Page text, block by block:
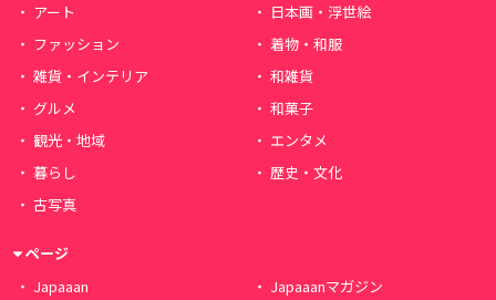
アート
日本画・浮世絵
ファッション
着物・和服
雑貨・インテリア
和雑貨
グルメ
和菓子
観光・地域
エンタメ
暮らし
歴史・文化
古写真
ページ
Japaaan
Japaaanマガジン